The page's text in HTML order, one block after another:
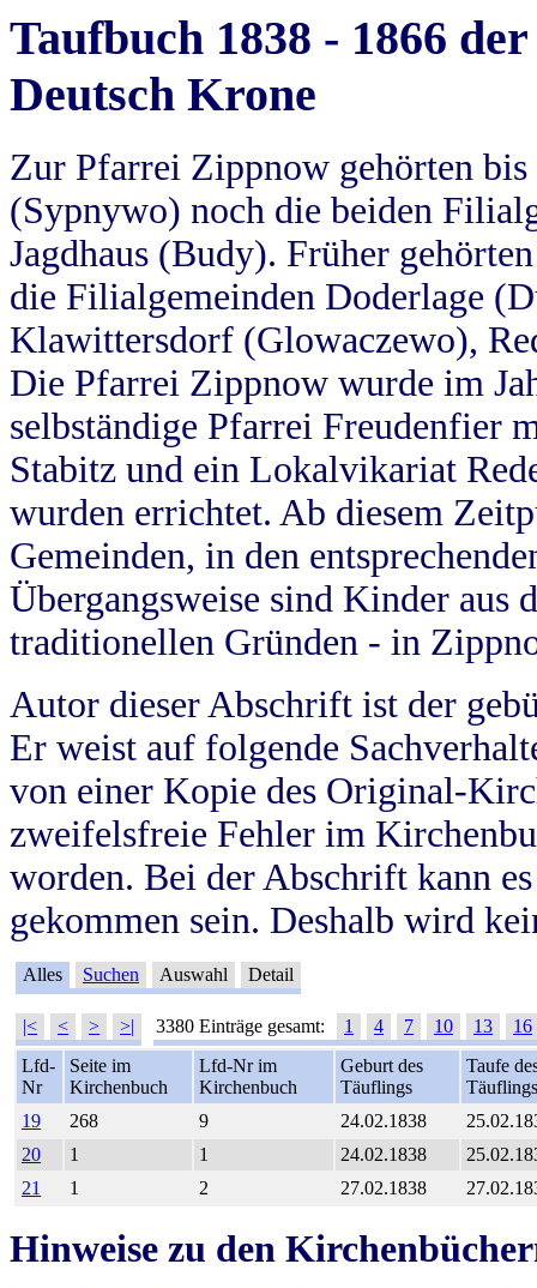
Taufbuch 1838 - 1866
Deutsch Krone
Zur Pfarrei Zippnow gehörten
(Sypnywo) noch die beiden
Jagdhaus (Budy). Früher
die Filialgemeinden Doderlage
Klawittersdorf (Glowaczewo),
Die Pfarrei Zippnow wurde im
selbständige Pfarrei Freudenfier
Stabitz und ein Lokalvikariat
wurden errichtet. Ab diesem
Gemeinden, in den
Übergangsweise sind Kinder aus
traditionellen Gründen - in
Autor dieser Abschrift ist der
Er weist auf folgende
von einer Kopie des Original-
zweifelsfreie Fehler im
worden. Bei der Abschrift kann
gekommen sein. Deshalb wird
Alles Suchen Auswahl Detail
|< < > >| 3380 Einträge gesamt: 1 4 7 10 13
16
Lfd-
Nr
Seite im
Kirchenbuch
Lfd-Nr im
Kirchenbuch
Geburt des
Täuflings
Taufe
Täuflings
19
268 9 24.02.1838
20
1 1 24.02.1838
21
1 2 27.02.1838
Hinweise zu den